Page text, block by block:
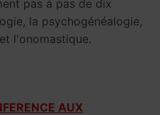
pas à pas de dix
la psychogénéalogie,
l'onomastique.
AUX